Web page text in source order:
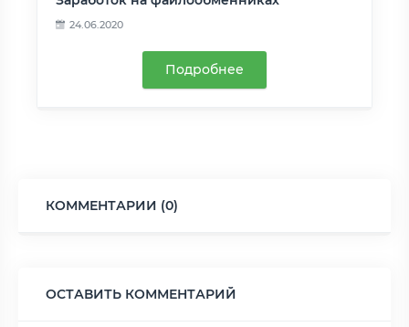
24.06.2020
Подробнее
КОММЕНТАРИИ (0)
ОСТАВИТЬ КОММЕНТАРИЙ